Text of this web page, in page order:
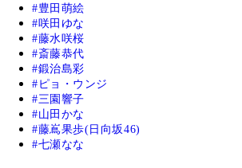
豊田萌絵
咲田ゆな
藤水咲桜
斎藤恭代
鍛治島彩
ピョ・ウンジ
三園響子
山田かな
藤嶌果歩(日向坂46)
七瀬なな